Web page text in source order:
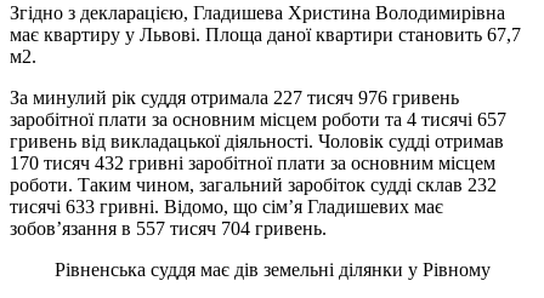
Згідно з декларацією, Гладишева Христина Володимирівна
має квартиру у Львові. Площа даної квартири становить 67,7
м2.
За минулий рік суддя отримала 227 тисяч 976 гривень
заробітної плати за основним місцем роботи та 4 тисячі 657
гривень від викладацької діяльності. Чоловік судді отримав
170 тисяч 432 гривні заробітної плати за основним місцем
роботи. Таким чином, загальний заробіток судді склав 232
тисячі 633 гривні. Відомо, що сім’я Гладишевих має
зобов’язання в 557 тисяч 704 гривень.
Рівненська суддя має дів земельні ділянки у Рівному